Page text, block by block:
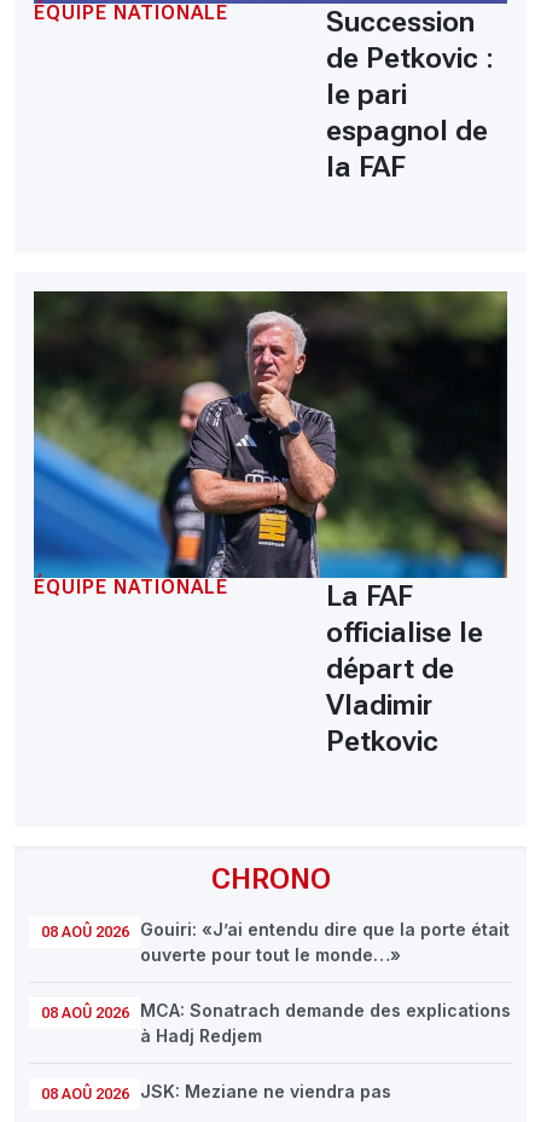
CHRONO
08 AOÛ 2026
Gouiri: «J’ai entendu dire que la porte était
ouverte pour tout le monde…»
08 AOÛ 2026
MCA: Sonatrach demande des explications
à Hadj Redjem
08 AOÛ 2026 JSK: Meziane ne viendra pas
ÉQUIPE NATIONALE
Succession
de Petkovic :
le pari
espagnol de
la FAF
ÉQUIPE NATIONALE
La FAF
officialise le
départ de
Vladimir
Petkovic